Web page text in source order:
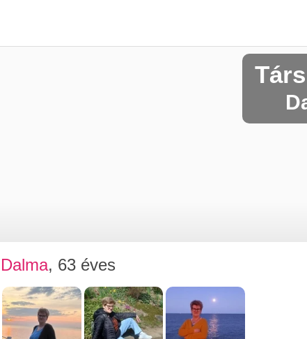
Dalma, 63 éves